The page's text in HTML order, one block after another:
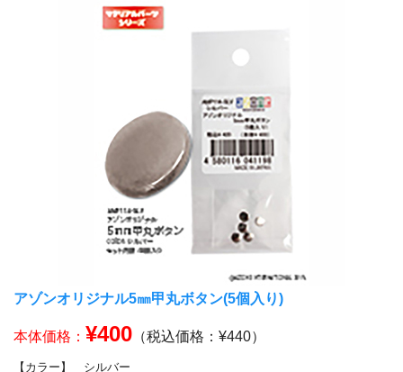
アゾンオリジナル5㎜甲丸ボタン(5個入り)
本体価格： ¥400 （税込価格：¥440）
【カラー】 シルバー